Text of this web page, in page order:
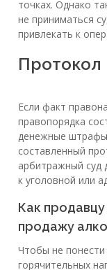
точках. Однако
не приниматься
привлекать к
Протокол
Если факт
правопорядка
денежные
составленный
арбитражный суд
к уголовной или
Как продавцу
продажу
Чтобы не понести
горячительных